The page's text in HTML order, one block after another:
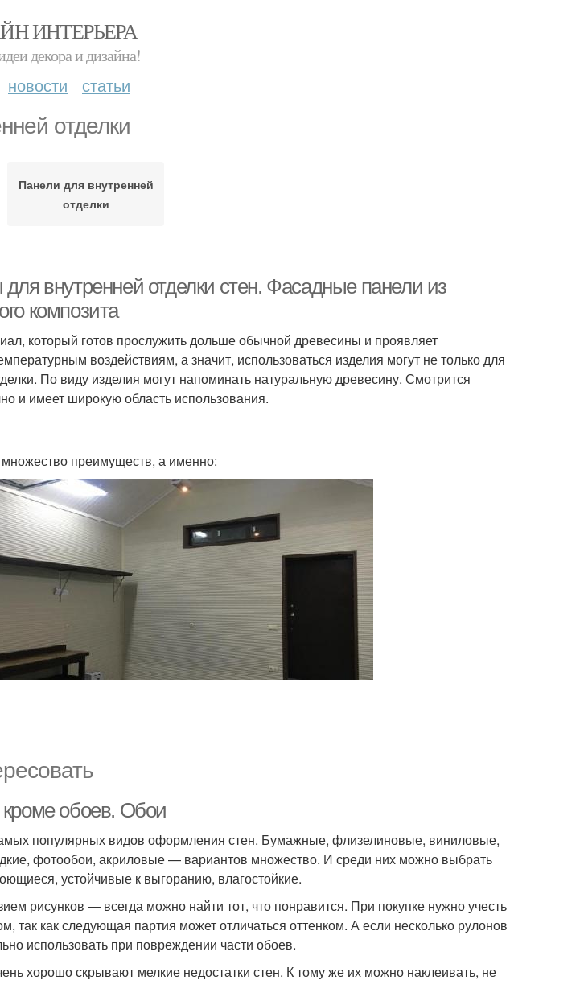
ИНТЕРЬЕРА
декора и дизайна!
новости статьи
отделки
Панели для внутренней
отделки
внутренней отделки стен. Фасадные панели из
композита
который готов прослужить дольше обычной древесины и проявляет
воздействиям, а значит, использоваться изделия могут не только для
По виду изделия могут напоминать натуральную древесину. Смотрится
и имеет широкую область использования.
преимуществ, а именно:
обоев. Обои
популярных видов оформления стен. Бумажные, флизелиновые, виниловые,
фотообои, акриловые — вариантов множество. И среди них можно выбрать
устойчивые к выгоранию, влагостойкие.
рисунков — всегда можно найти тот, что понравится. При покупке нужно учесть
так как следующая партия может отличаться оттенком. А если несколько рулонов
использовать при повреждении части обоев.
хорошо скрывают мелкие недостатки стен. К тому же их можно наклеивать, не